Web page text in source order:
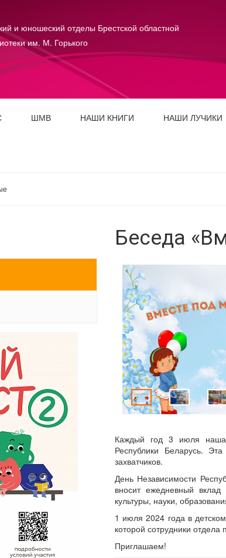
и юношеский отделы Брестской областной
им. М. Горького
ШМВ НАШИ КНИГИ НАШИ ЛУЧИКИ
Беседа
Каждый год 3 июля наша
Республики Беларусь.
захватчиков.
День Независимости
вносит ежедневный
культуры, науки,
1 июля 2024 года в
которой сотрудники
Приглашаем!